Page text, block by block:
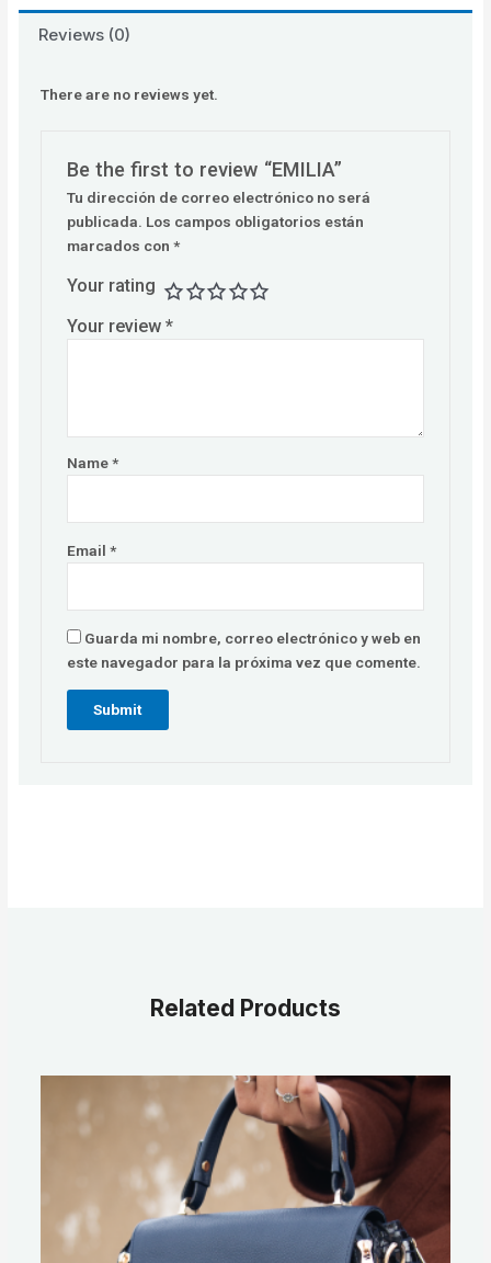
Reviews (0)
There are no reviews yet.
Be the first to review “EMILIA”
Tu dirección de correo electrónico no será
publicada. Los campos obligatorios están
marcados con*
Your rating
Your review*
Name*
Email*
Guarda mi nombre, correo electrónico y web en
este navegador para la próxima vez que comente.
Related Products